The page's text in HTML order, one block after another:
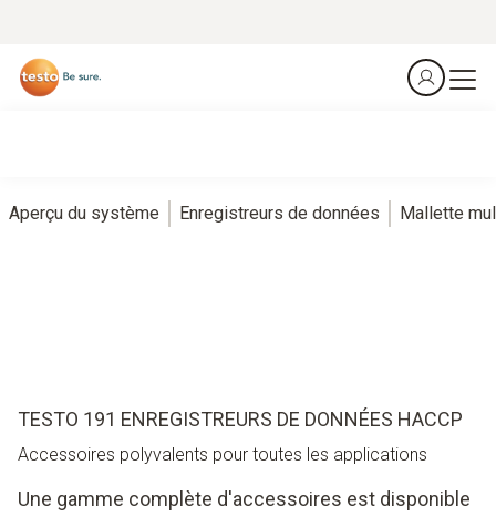
Aperçu du système Enregistreurs de données Mallette
TESTO 191 ENREGISTREURS DE DONNÉES HACCP
Accessoires polyvalents pour toutes les applications
Une gamme complète d'accessoires est disponible